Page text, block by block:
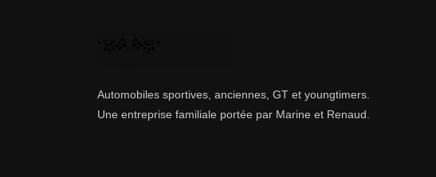
Automobiles sportives, anciennes, GT et youngtimers.
Une entreprise familiale portée par Marine et Renaud.